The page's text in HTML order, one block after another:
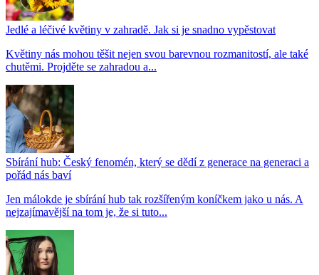
Jedlé a léčivé květiny v zahradě. Jak si je snadno vypěstovat
Květiny nás mohou těšit nejen svou barevnou rozmanitostí, ale také
chutěmi. Projděte se zahradou a...
Sbírání hub: Český fenomén, který se dědí z generace na generaci a
pořád nás baví
Jen málokde je sbírání hub tak rozšířeným koníčkem jako u nás. A
nejzajímavější na tom je, že si tuto...